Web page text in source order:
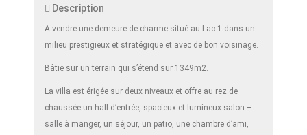
Description
A vendre une demeure de charme situé au Lac 1 dans un
milieu prestigieux et stratégique et avec de bon voisinage.
Bâtie sur un terrain qui s’étend sur 1349m2.
La villa est érigée sur deux niveaux et offre au rez de
chaussée un hall d’entrée, spacieux et lumineux salon –
salle à manger, un séjour, un patio, une chambre d’ami,